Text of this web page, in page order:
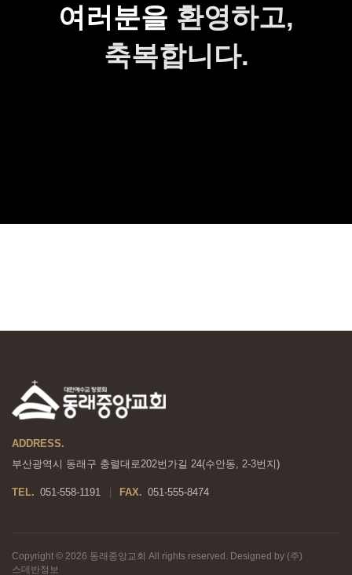
여러분을 환영하고,
축복합니다.
ADDRESS.
부산광역시 동래구 충렬대로202번가길 24(수안동, 2-3번지)
TEL. 051-558-1191 FAX. 051-555-8474
Copyright © 2026 동래중앙교회 All rights reserved. Designed by (주)
스데반정보